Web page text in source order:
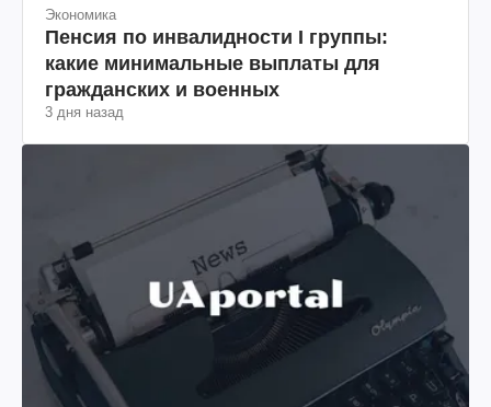
Экономика
Пенсия по инвалидности I группы:
какие минимальные выплаты для
гражданских и военных
3 дня назад